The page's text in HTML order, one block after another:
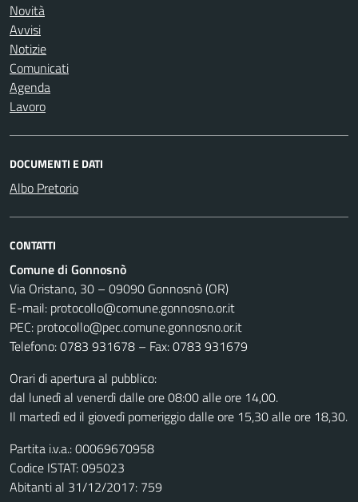
Novità
Avvisi
Notizie
Comunicati
Agenda
Lavoro
DOCUMENTI E DATI
Albo Pretorio
CONTATTI
Comune di Gonnosnò
Via Oristano, 30 – 09090 Gonnosnò (OR)
E-mail: protocollo@comune.gonnosno.or.it
PEC: protocollo@pec.comune.gonnosno.or.it
Telefono: 0783 931678 – Fax: 0783 931679
Orari di apertura al pubblico:
dal lunedì al venerdì dalle ore 08:00 alle ore 14,00.
Il martedì ed il giovedì pomeriggio dalle ore 15,30 alle ore 18,30.
Partita i.v.a.: 00069670958
Codice ISTAT: 095023
Abitanti al 31/12/2017: 759